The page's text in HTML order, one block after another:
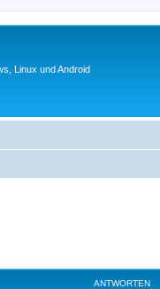
Linux und Android
ANTWORTEN